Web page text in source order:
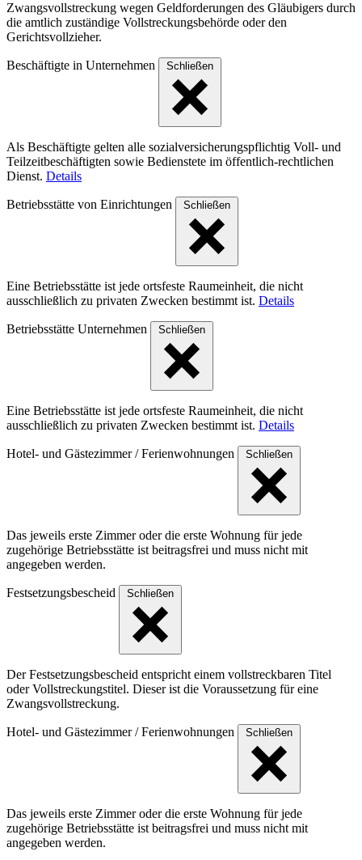
Zwangsvollstreckung wegen Geldforderungen des Gläubigers durch
die amtlich zuständige Vollstreckungsbehörde oder den
Gerichtsvollzieher.
Beschäftigte in Unternehmen Schließen
Als Beschäftigte gelten alle sozialversicherungspflichtig Voll- und
Teilzeitbeschäftigten sowie Bedienstete im öffentlich-rechtlichen
Dienst. Details
Betriebsstätte von Einrichtungen Schließen
Eine Betriebsstätte ist jede ortsfeste Raumeinheit, die nicht
ausschließlich zu privaten Zwecken bestimmt ist. Details
Betriebsstätte Unternehmen Schließen
Eine Betriebsstätte ist jede ortsfeste Raumeinheit, die nicht
ausschließlich zu privaten Zwecken bestimmt ist. Details
Hotel- und Gästezimmer / Ferienwohnungen Schließen
Das jeweils erste Zimmer oder die erste Wohnung für jede
zugehörige Betriebsstätte ist beitragsfrei und muss nicht mit
angegeben werden.
Festsetzungsbescheid Schließen
Der Festsetzungsbescheid entspricht einem vollstreckbaren Titel
oder Vollstreckungstitel. Dieser ist die Voraussetzung für eine
Zwangsvollstreckung.
Hotel- und Gästezimmer / Ferienwohnungen Schließen
Das jeweils erste Zimmer oder die erste Wohnung für jede
zugehörige Betriebsstätte ist beitragsfrei und muss nicht mit
angegeben werden.